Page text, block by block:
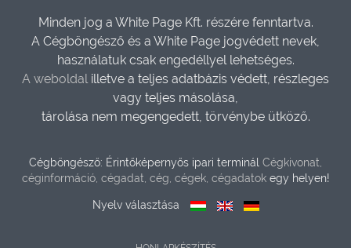
Minden jog a White Page Kft. részére fenntartva.
A Cégböngésző és a White Page jogvédett nevek,
használatuk csak engedéllyel lehetséges.
A weboldal illetve a teljes adatbázis védett, részleges
vagy teljes másolása,
tárolása nem megengedett, törvénybe ütköző.
Cégböngésző: Érintőképernyős ipari terminál Cégkivonat,
céginformáció, cégadat, cég, cégek, cégadatokegy helyen!
Nyelv választása